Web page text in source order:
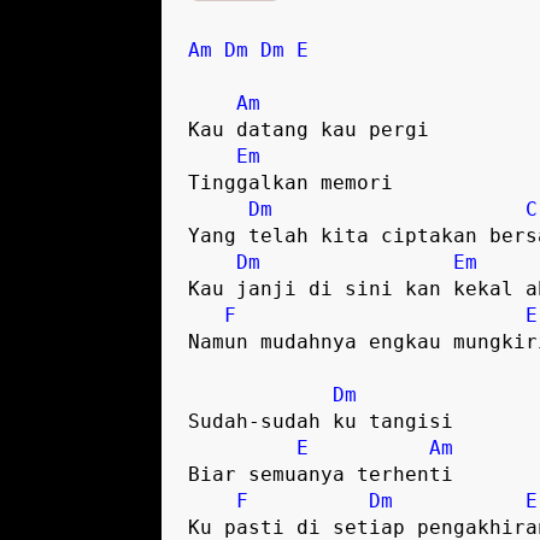
Am Dm Dm E
Am
Kau datang kau pergi
Em
Tinggalkan memori
Dm
C
Yang telah kita ciptakan
Dm
Em
Kau janji di sini kan kekal
F
E
Namun mudahnya engkau
Dm
Sudah-sudah ku tangisi
E
Am
Biar semuanya terhenti
F
Dm
E
Ku pasti di setiap